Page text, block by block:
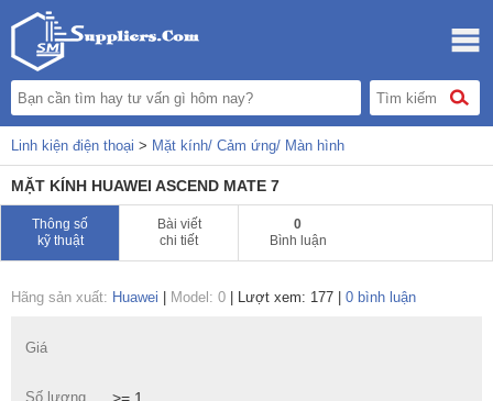
Linh kiện điện thoại > Mặt kính/ Cảm ứng/ Màn hình
MẶT KÍNH HUAWEI ASCEND MATE 7
Thông số
kỹ thuật
Bài viết
chi tiết
0
Bình luận
Hãng sản xuất: Huawei Model: 0 Lượt xem: 177 0 bình luận
Giá
Số lượng